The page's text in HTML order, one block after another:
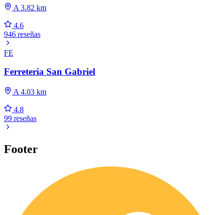
A 3.82 km
4.6
946 reseñas
FE
Ferreteria San Gabriel
A 4.03 km
4.8
99 reseñas
Footer